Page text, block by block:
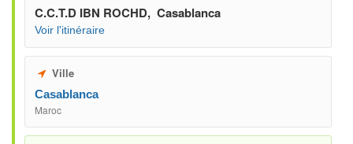
C.C.T.D IBN ROCHD, Casablanca
Voir l'itinéraire
Ville
Casablanca
Maroc